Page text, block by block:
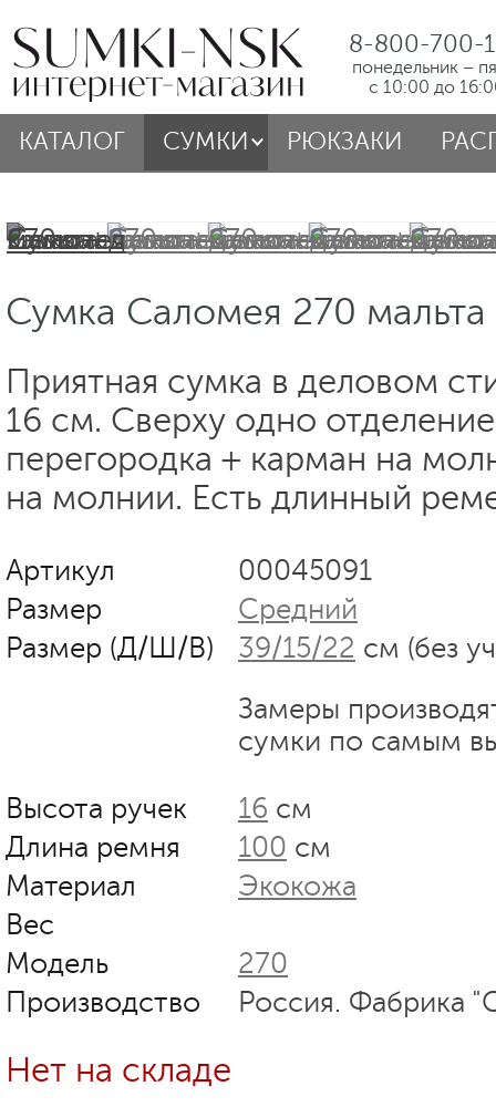
8-800-700-
понедельник –
с 10:00 до
КАТАЛОГ СУМКИ РЮКЗАКИ
Сумка Саломея 270
Приятная сумка в деловом
16 см. Сверху одно
перегородка + карман на
на молнии. Есть длинный
Артикул
00045091
Размер
Средний
Размер (Д/Ш/В)
39/15/22 см (без
Замеры
сумки по самым
Высота ручек 16 см
Длина ремня
100 см
Материал
Экокожа
Вес
Модель
270
Производство
Россия. Фабрика
Нет на складе